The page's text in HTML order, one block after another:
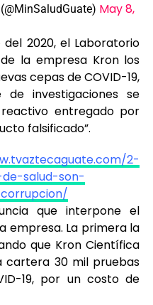
May 8,
del 2020, el Laboratorio
la empresa Kron los
cepas de COVID-19,
investigaciones se
entregado por
falsificado”.
2-
salud-son-
que interpone el
empresa. La primera la
que Kron Científica
cartera 30 mil pruebas
19, por un costo de